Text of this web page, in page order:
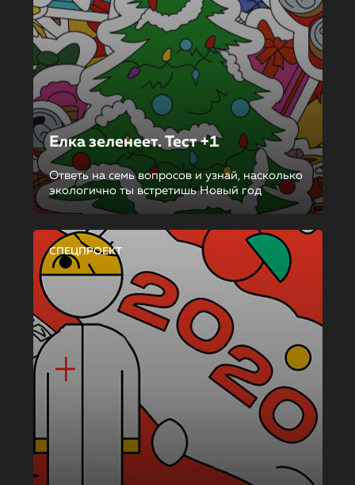
Елка зеленеет. Тест +1
Ответь на семь вопросов и узнай, насколько
экологично ты встретишь Новый год
СПЕЦПРОЕКТ